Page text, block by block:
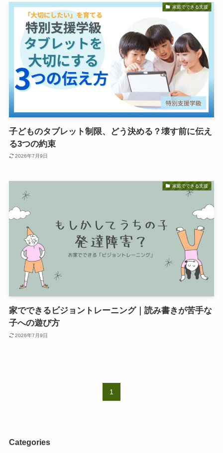
家庭でできる支援
子どものタブレット制限、どう決める？壊す前に伝え
る3つの約束
2026年7月9日
家庭でできる支援
家でできるビジョントレーニング｜読み書きが苦手な
子への遊び方
2026年7月9日
1
Categories